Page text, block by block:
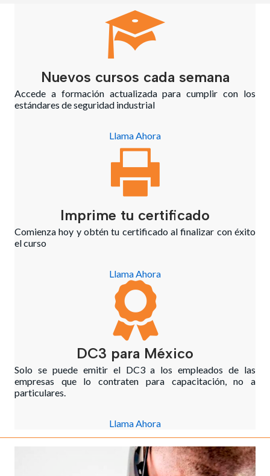
Nuevos cursos cada semana
Accede a formación actualizada para cumplir con los
estándares de seguridad industrial
Llama Ahora
Imprime tu certificado
Comienza hoy y obtén tu certificado al finalizar con éxito
el curso
Llama Ahora
DC3 para México
Solo se puede emitir el DC3 a los empleados de las
empresas que lo contraten para capacitación, no a
particulares.
Llama Ahora